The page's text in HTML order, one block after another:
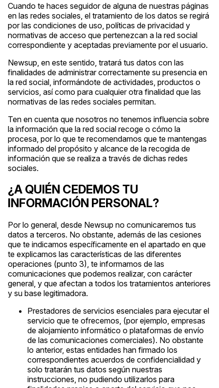
Cuando te haces seguidor de alguna de nuestras páginas
en las redes sociales, el tratamiento de los datos se regirá
por las condiciones de uso, políticas de privacidad y
normativas de acceso que pertenezcan a la red social
correspondiente y aceptadas previamente por el usuario.
Newsup, en este sentido, tratará tus datos con las
finalidades de administrar correctamente su presencia en
la red social, informándote de actividades, productos o
servicios, así como para cualquier otra finalidad que las
normativas de las redes sociales permitan.
Ten en cuenta que nosotros no tenemos influencia sobre
la información que la red social recoge o cómo la
procesa, por lo que te recomendamos que te mantengas
informado del propósito y alcance de la recogida de
información que se realiza a través de dichas redes
sociales.
¿A QUIÉN CEDEMOS TU
INFORMACIÓN PERSONAL?
Por lo general, desde Newsup no comunicaremos tus
datos a terceros. No obstante, además de las cesiones
que te indicamos específicamente en el apartado en que
te explicamos las características de las diferentes
operaciones (punto 3), te informamos de las
comunicaciones que podemos realizar, con carácter
general, y que afectan a todos los tratamientos anteriores
y su base legitimadora.
Prestadores de servicios esenciales para ejecutar el
servicio que te ofrecemos, (por ejemplo, empresas
de alojamiento informático o plataformas de envío
de las comunicaciones comerciales). No obstante
lo anterior, estas entidades han firmado los
correspondientes acuerdos de confidencialidad y
solo tratarán tus datos según nuestras
instrucciones, no pudiendo utilizarlos para